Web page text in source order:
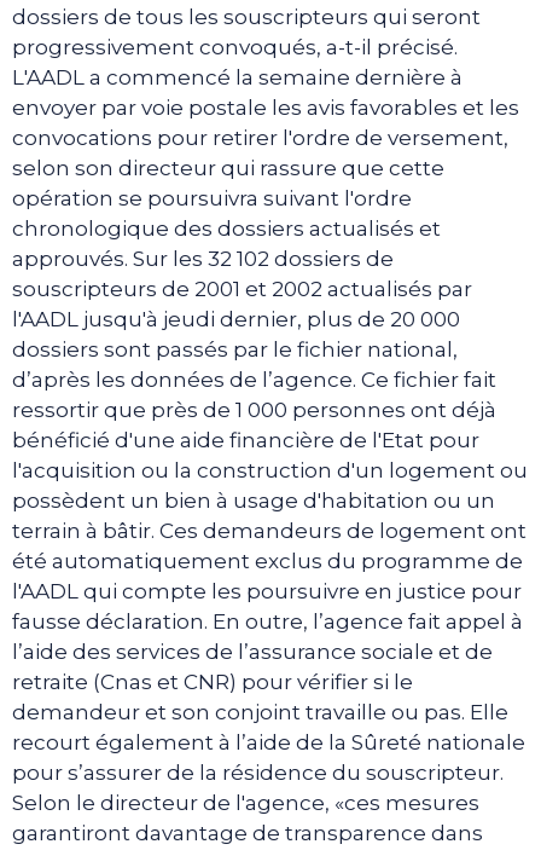
dossiers de tous les souscripteurs qui seront
progressivement convoqués, a-t-il précisé.
L'AADL a commencé la semaine dernière à
envoyer par voie postale les avis favorables et les
convocations pour retirer l'ordre de versement,
selon son directeur qui rassure que cette
opération se poursuivra suivant l'ordre
chronologique des dossiers actualisés et
approuvés. Sur les 32 102 dossiers de
souscripteurs de 2001 et 2002 actualisés par
l'AADL jusqu'à jeudi dernier, plus de 20 000
dossiers sont passés par le fichier national,
d’après les données de l’agence. Ce fichier fait
ressortir que près de 1 000 personnes ont déjà
bénéficié d'une aide financière de l'Etat pour
l'acquisition ou la construction d'un logement ou
possèdent un bien à usage d'habitation ou un
terrain à bâtir. Ces demandeurs de logement ont
été automatiquement exclus du programme de
l'AADL qui compte les poursuivre en justice pour
fausse déclaration. En outre, l’agence fait appel à
l’aide des services de l’assurance sociale et de
retraite (Cnas et CNR) pour vérifier si le
demandeur et son conjoint travaille ou pas. Elle
recourt également à l’aide de la Sûreté nationale
pour s’assurer de la résidence du souscripteur.
Selon le directeur de l'agence, «ces mesures
garantiront davantage de transparence dans